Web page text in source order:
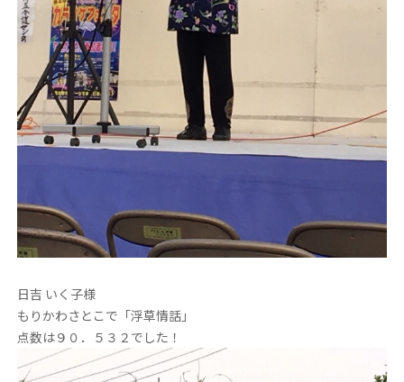
日吉 いく子様
もりかわさとこで「浮草情話」
点数は９０．５３２でした！